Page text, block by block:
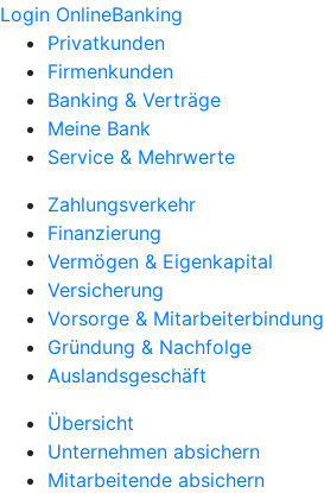
Login OnlineBanking
Privatkunden
Firmenkunden
Banking & Verträge
Meine Bank
Service & Mehrwerte
Zahlungsverkehr
Finanzierung
Vermögen & Eigenkapital
Versicherung
Vorsorge & Mitarbeiterbindung
Gründung & Nachfolge
Auslandsgeschäft
Übersicht
Unternehmen absichern
Mitarbeitende absichern